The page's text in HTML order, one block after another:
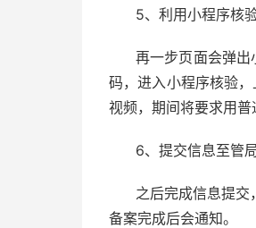
5、利用小程序核
再一步页面会弹出
码，进入小程序核验
视频，期间将要求用普
6、提交信息至管
之后完成信息提交
备案完成后会通知。